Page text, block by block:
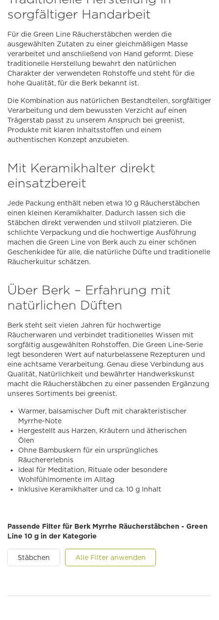
sorgfältiger Handarbeit
Für die Green Line Räucherstäbchen werden die
ausgewählten Zutaten zu einer gleichmäßigen Masse
verarbeitet und anschließend von Hand geformt. Diese
traditionelle Herstellung bewahrt den natürlichen
Charakter der verwendeten Rohstoffe und steht für die
hohe Qualität, für die Berk bekannt ist.
Die Kombination aus natürlichen Bestandteilen, sorgfältiger
Verarbeitung und dem bewussten Verzicht auf einen
Trägerstab passt zu unserem Anspruch bei greenist,
Produkte mit klaren Inhaltsstoffen und einem
authentischen Konzept anzubieten.
Mit Keramikhalter direkt
einsatzbereit
Jede Packung enthält neben etwa 10 g Räucherstäbchen
einen kleinen Keramikhalter. Dadurch lassen sich die
Stäbchen direkt verwenden und stilvoll platzieren. Die
schlichte Verpackung und die hochwertige Ausführung
machen die Green Line von Berk auch zu einer schönen
Geschenkidee für alle, die natürliche Düfte und traditionelle
Räucherkultur schätzen.
Über Berk – Erfahrung mit
natürlichen Düften
Berk steht seit vielen Jahren für hochwertige
Räucherwaren und verbindet traditionelles Wissen mit
sorgfältig ausgewählten Rohstoffen. Die Green Line-Serie
legt besonderen Wert auf naturbelassene Rezepturen und
eine achtsame Verarbeitung. Genau diese Verbindung aus
Qualität, Natürlichkeit und bewährter Handwerkskunst
macht die Räucherstäbchen zu einer passenden Ergänzung
unseres Sortiments bei greenist.
Warmer, balsamischer Duft mit charakteristischer
Myrrhe-Note
Hergestellt aus Harzen, Kräutern und ätherischen
Ölen
Ohne Bambuskern für ein ursprüngliches
Räuchererlebnis
Ideal für Meditation, Rituale oder besondere
Wohlfühlmomente im Alltag
Inklusive Keramikhalter und ca. 10 g Inhalt
Passende Filter für Berk Myrrhe Räucherstäbchen - Green
Line 10 g in der Kategorie
Stäbchen Alle Filter anwenden